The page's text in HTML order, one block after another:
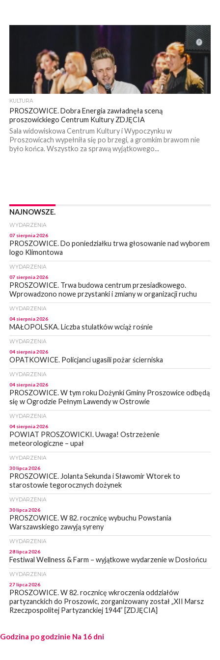
KULTURA
PROSZOWICE. Dobra Energia zawładnęła sceną
proszowickiego Centrum Kultury ZDJĘCIA
Sala widowiskowa Centrum Kultury i Wypoczynku w
Proszowicach wypełniła się po brzegi, a gromkim brawom nie
było końca. Wszystko za sprawą wyjątkowego...
NAJNOWSZE.
WYDARZENIA
07 sierpnia 2026
PROSZOWICE. Do poniedziałku trwa głosowanie nad wyborem
logo Klimontowa
WYDARZENIA
07 sierpnia 2026
PROSZOWICE. Trwa budowa centrum przesiadkowego.
Wprowadzono nowe przystanki i zmiany w organizacji ruchu
WYDARZENIA
04 sierpnia 2026
MAŁOPOLSKA. Liczba stulatków wciąż rośnie
WYDARZENIA
04 sierpnia 2026
OPATKOWICE. Policjanci ugasili pożar ścierniska
WYDARZENIA
04 sierpnia 2026
PROSZOWICE. W tym roku Dożynki Gminy Proszowice odbędą
się w Ogrodzie Pełnym Lawendy w Ostrowie
WYDARZENIA
04 sierpnia 2026
POWIAT PROSZOWICKI. Uwaga! Ostrzeżenie
meteorologiczne – upał
WYDARZENIA
30 lipca 2026
PROSZOWICE. Jolanta Sekunda i Sławomir Wtorek to
starostowie tegorocznych dożynek
WYDARZENIA
30 lipca 2026
PROSZOWICE. W 82. rocznicę wybuchu Powstania
Warszawskiego zawyją syreny
WYDARZENIA
28 lipca 2026
Festiwal Wellness & Farm – wyjątkowe wydarzenie w Dosłońcu
WYDARZENIA
27 lipca 2026
PROSZOWICE. W 82. rocznicę wkroczenia oddziałów
partyzanckich do Proszowic, zorganizowany został „XII Marsz
Rzeczpospolitej Partyzanckiej 1944” [ZDJĘCIA]
27 lipca 2026
PROSZOWICE. Po burzy uszkodzone słupy enegeryczne.
Godzina po godzinie Na 16 dni